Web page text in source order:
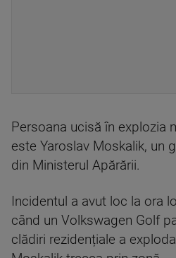
Persoana ucisă în explozia
este Yaroslav Moskalik, un
din Ministerul Apărării.
Incidentul a avut loc la ora
când un Volkswagen Golf
clădiri rezidențiale a